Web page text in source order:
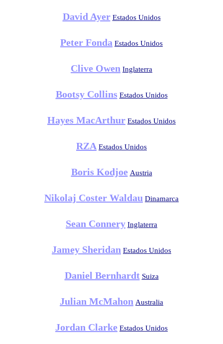
David Ayer Estados Unidos
Peter Fonda Estados Unidos
Clive Owen Inglaterra
Bootsy Collins Estados Unidos
Hayes MacArthur Estados Unidos
RZA Estados Unidos
Boris Kodjoe Austria
Nikolaj Coster Waldau Dinamarca
Sean Connery Inglaterra
Jamey Sheridan Estados Unidos
Daniel Bernhardt Suiza
Julian McMahon Australia
Jordan Clarke Estados Unidos